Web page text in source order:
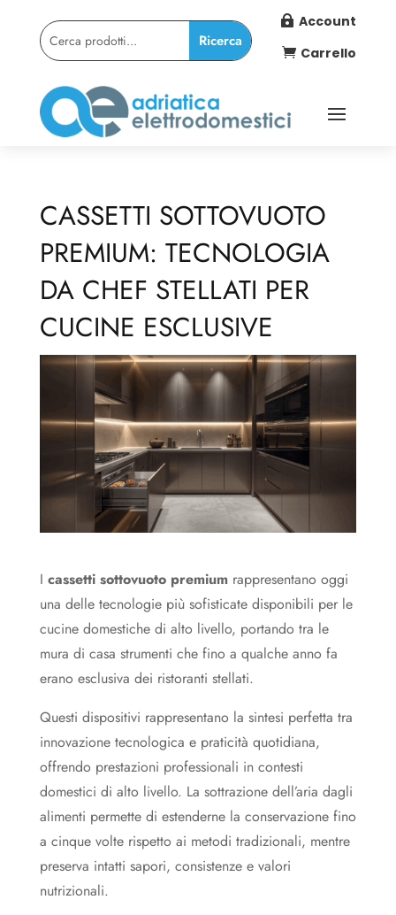
 Account
 Carrello
CASSETTI SOTTOVUOTO
PREMIUM: TECNOLOGIA
DA CHEF STELLATI PER
CUCINE ESCLUSIVE
I cassetti sottovuoto premiumrappresentano oggi
una delle tecnologie più sofisticate disponibili per le
cucine domestiche di alto livello, portando tra le
mura di casa strumenti che fino a qualche anno fa
erano esclusiva dei ristoranti stellati.
Questi dispositivi rappresentano la sintesi perfetta tra
innovazione tecnologica e praticità quotidiana,
offrendo prestazioni professionali in contesti
domestici di alto livello. La sottrazione dell’aria dagli
alimenti permette di estenderne la conservazione fino
a cinque volte rispetto ai metodi tradizionali, mentre
preserva intatti sapori, consistenze e valori
nutrizionali.